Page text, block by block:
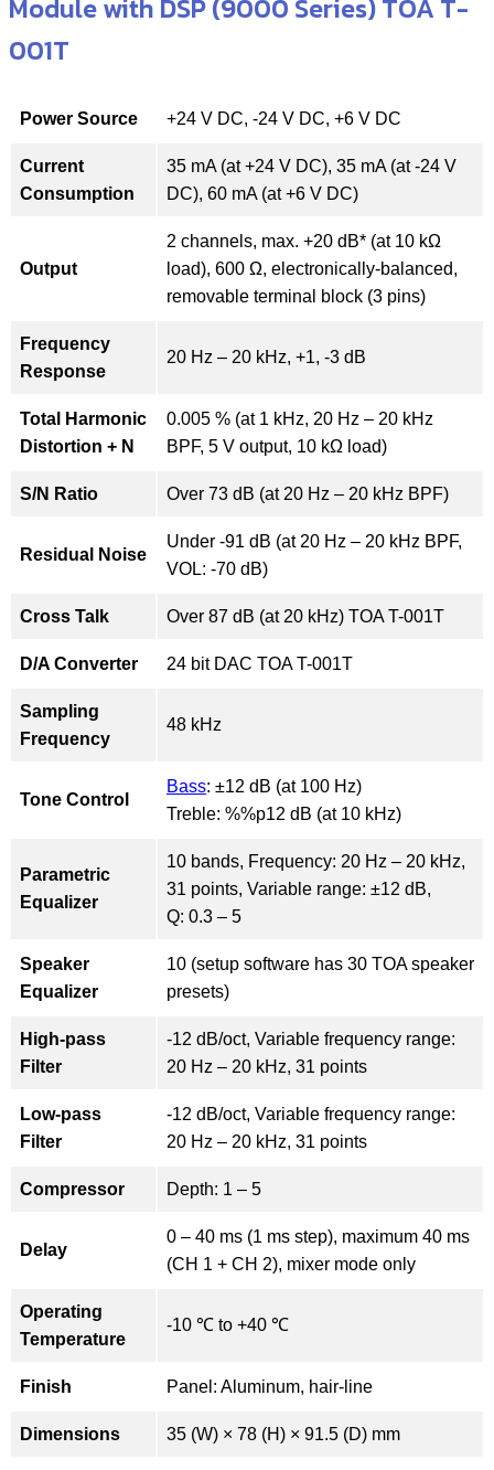
Module with DSP (9000 Series) TOA T-
001T
Power Source +24 V DC, -24 V DC, +6 V DC
Current
Consumption
35 mA (at +24 V DC), 35 mA (at -24 V
DC), 60 mA (at +6 V DC)
Output
2 channels, max. +20 dB* (at 10 kΩ
load), 600 Ω, electronically-balanced,
removable terminal block (3 pins)
Frequency
Response
20 Hz – 20 kHz, +1, -3 dB
Total Harmonic
Distortion + N
0.005 % (at 1 kHz, 20 Hz – 20 kHz
BPF, 5 V output, 10 kΩ load)
S/N Ratio Over 73 dB (at 20 Hz – 20 kHz BPF)
Residual Noise
Under -91 dB (at 20 Hz – 20 kHz BPF,
VOL: -70 dB)
Cross Talk Over 87 dB (at 20 kHz) TOA T-001T
D/A Converter 24 bit DAC TOA T-001T
Sampling
Frequency
48 kHz
Tone Control
Bass: ±12 dB (at 100 Hz)
Treble: %%p12 dB (at 10 kHz)
Parametric
Equalizer
10 bands, Frequency: 20 Hz – 20 kHz,
31 points, Variable range: ±12 dB,
Q: 0.3 – 5
Speaker
Equalizer
10 (setup software has 30 TOA speaker
presets)
High-pass
Filter
-12 dB/oct, Variable frequency range:
20 Hz – 20 kHz, 31 points
Low-pass
Filter
-12 dB/oct, Variable frequency range:
20 Hz – 20 kHz, 31 points
Compressor Depth: 1 – 5
Delay
0 – 40 ms (1 ms step), maximum 40 ms
(CH 1 + CH 2), mixer mode only
Operating
Temperature
-10 ℃ to +40 ℃
Finish Panel: Aluminum, hair-line
Dimensions 35 (W) × 78 (H) × 91.5 (D) mm